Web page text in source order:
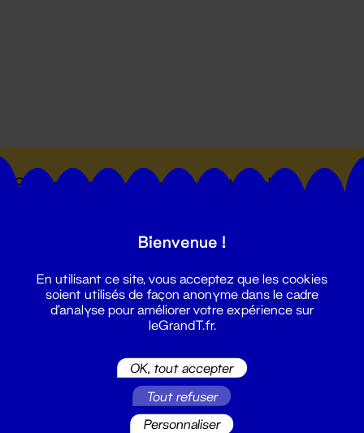
Suivez toutes les actualités du
Bienvenue !
En utilisant ce site, vous acceptez que les cookies
soient utilisés de façon anonyme dans le cadre
d'analyse pour améliorer votre expérience sur
leGrandT.fr.
OK, tout accepter
Tout refuser
Personnaliser